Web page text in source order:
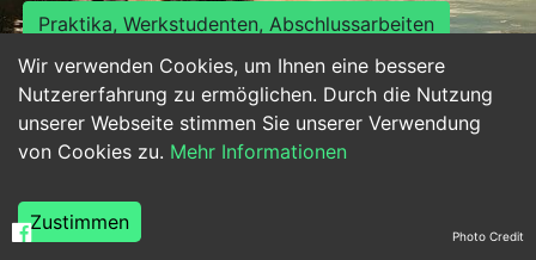
Wir verwenden Cookies, um Ihnen eine bessere
Nutzererfahrung zu ermöglichen. Durch die Nutzung
unserer Webseite stimmen Sie unserer Verwendung
von Cookies zu. Mehr Informationen
Zustimmen
Praktika, Werkstudenten, Abschlussarbeiten
Personalwesen Assistenz, Sekretariat
Hilfskräfte, Aushilfs- und Nebenjobs
Weiterbildung, Studium, duale Ausbildung Photo Credit